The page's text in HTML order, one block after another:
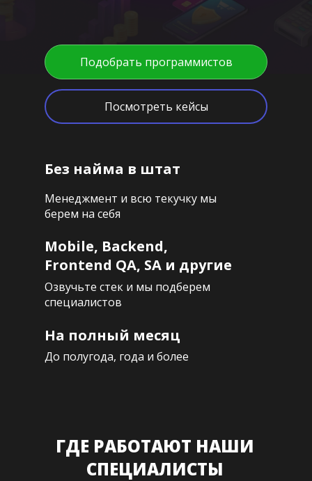
Подобрать программистов
Посмотреть кейсы
Без найма в штат
Менеджмент и всю текучку мы
берем на себя
Mobile, Backend,
Frontend QA, SA и другие
Озвучьте стек и мы подберем
специалистов
На полный месяц
До полугода, года и более
ГДЕ РАБОТАЮТ НАШИ
СПЕЦИАЛИСТЫ